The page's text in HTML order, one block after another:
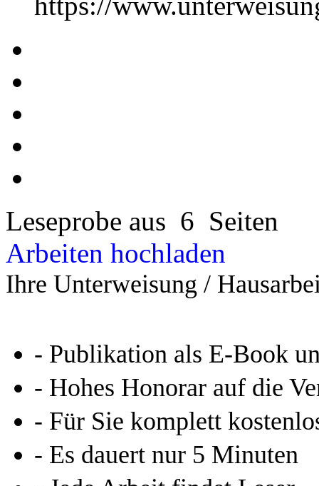
Leseprobe aus 6 Seiten
Arbeiten hochladen
Ihre Unterweisung /
- Publikation als E-Book
- Hohes Honorar auf die
- Für Sie komplett
- Es dauert nur 5 Minuten